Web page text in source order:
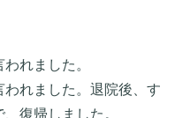
れました。
れました。退院後、す
復帰しました。